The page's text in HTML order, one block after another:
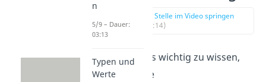
zur Stelle im Video springen
(00:14)
Zunächst ist es wichtig zu wissen,
dass es für die
n
5/9 – Dauer:
03:13
Typen und
Werte